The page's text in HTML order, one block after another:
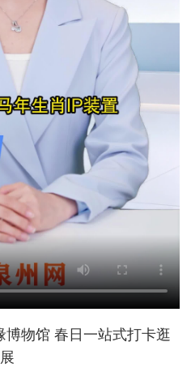
博物馆 春日一站式打卡逛
展